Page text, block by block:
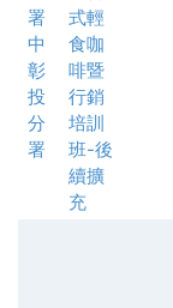
署
中
彰
投
分
署
式輕
食咖
啡暨
行銷
培訓
班-後
續擴
充